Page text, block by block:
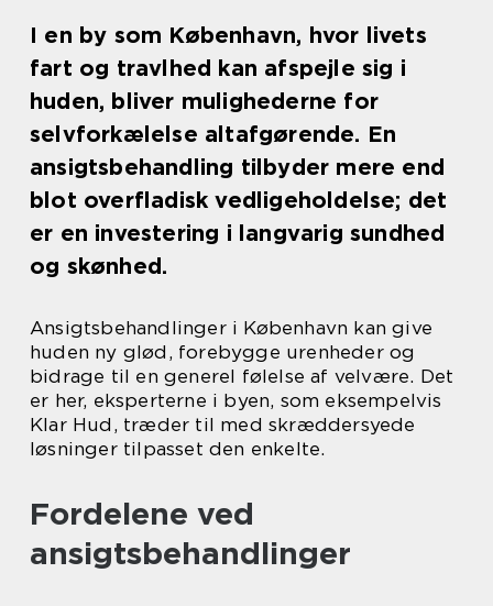
I en by som København, hvor livets
fart og travlhed kan afspejle sig i
huden, bliver mulighederne for
selvforkælelse altafgørende. En
ansigtsbehandling tilbyder mere end
blot overfladisk vedligeholdelse; det
er en investering i langvarig sundhed
og skønhed.
Ansigtsbehandlinger i København kan give
huden ny glød, forebygge urenheder og
bidrage til en generel følelse af velvære. Det
er her, eksperterne i byen, som eksempelvis
Klar Hud, træder til med skræddersyede
løsninger tilpasset den enkelte.
Fordelene ved
ansigtsbehandlinger